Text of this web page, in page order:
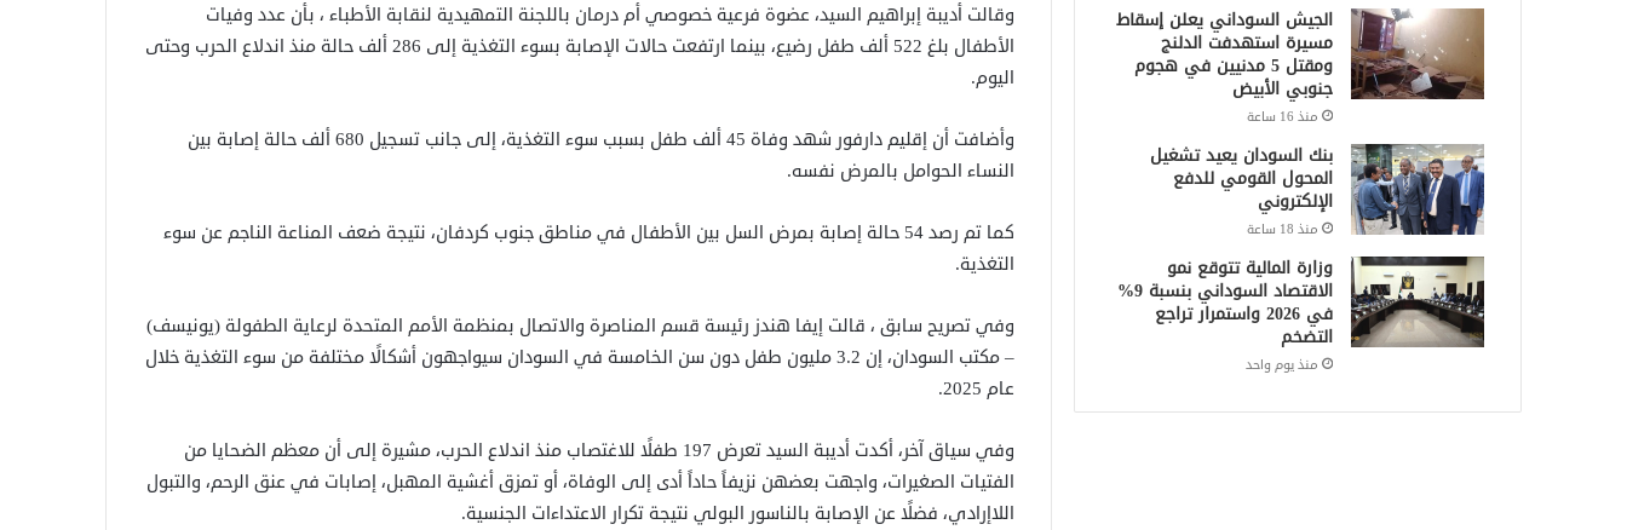
وقالت أديبة إبراهيم السيد، عضوة فرعية خصوصي أم درمان باللجنة التمهيدية لنقابة الأطباء ، بأن عدد وفيات
الأطفال بلغ 522 ألف طفل رضيع، بينما ارتفعت حالات الإصابة بسوء التغذية إلى 286 ألف حالة منذ اندلاع الحرب وحتى
اليوم.
وأضافت أن إقليم دارفور شهد وفاة 45 ألف طفل بسبب سوء التغذية، إلى جانب تسجيل 680 ألف حالة إصابة بين
النساء الحوامل بالمرض نفسه.
كما تم رصد 54 حالة إصابة بمرض السل بين الأطفال في مناطق جنوب كردفان، نتيجة ضعف المناعة الناجم عن سوء
التغذية.
وفي تصريح سابق ، قالت إيفا هندز رئيسة قسم المناصرة والاتصال بمنظمة الأمم المتحدة لرعاية الطفولة (يونيسف)
– مكتب السودان، إن 3.2 مليون طفل دون سن الخامسة في السودان سيواجهون أشكالًا مختلفة من سوء التغذية خلال
عام 2025.
وفي سياق آخر، أكدت أديبة السيد تعرض 197 طفلًا للاغتصاب منذ اندلاع الحرب، مشيرة إلى أن معظم الضحايا من
الفتيات الصغيرات، واجهت بعضهن نزيفاً حاداً أدى إلى الوفاة، أو تمزق أغشية المهبل، إصابات في عنق الرحم، والتبول
اللاإرادي، فضلًا عن الإصابة بالناسور البولي نتيجة تكرار الاعتداءات الجنسية.
الجيش السوداني يعلن إسقاط
مسيرة استهدفت الدلنج
ومقتل 5 مدنيين في هجوم
جنوبي الأبيض
منذ 16 ساعة
بنك السودان يعيد تشغيل
المحول القومي للدفع
الإلكتروني
منذ 18 ساعة
وزارة المالية تتوقع نمو
الاقتصاد السوداني بنسبة 9%
في 2026 واستمرار تراجع
التضخم
منذ يوم واحد